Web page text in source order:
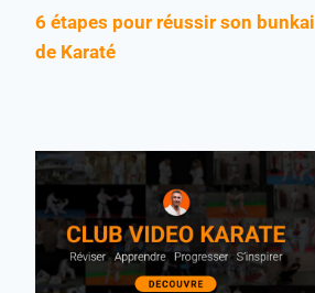
6 étapes pour réussir son bunkai
de Karaté